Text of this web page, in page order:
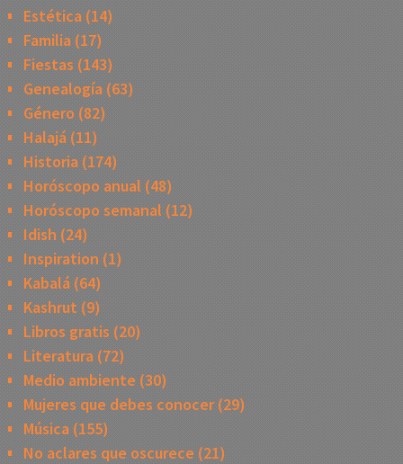
Estética(14)
Familia(17)
Fiestas (143)
Genealogía(63)
Género (82)
Halajá(11)
Historia(174)
Horóscopo anual (48)
Horóscopo semanal (12)
Idish (24)
Inspiration (1)
Kabalá(64)
Kashrut (9)
Libros gratis (20)
Literatura(72)
Medio ambiente (30)
Mujeres que debes conocer(29)
Música(155)
No aclares que oscurece (21)